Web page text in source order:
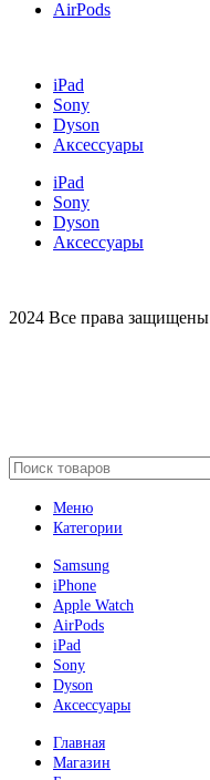
AirPods
iPad
Sony
Dyson
Аксессуары
iPad
Sony
Dyson
Аксессуары
2024 Все права защищены
Меню
Категории
Samsung
iPhone
Apple Watch
AirPods
iPad
Sony
Dyson
Аксессуары
Главная
Магазин